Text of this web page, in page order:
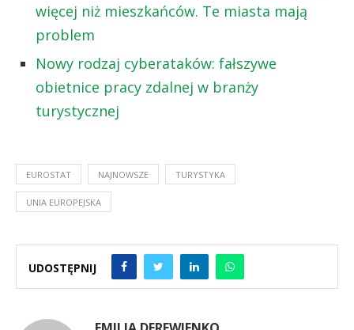
więcej niż mieszkańców. Te miasta mają
problem
Nowy rodzaj cyberataków: fałszywe
obietnice pracy zdalnej w branży
turystycznej
EUROSTAT NAJNOWSZE TURYSTYKA
UNIA EUROPEJSKA
UDOSTĘPNIJ